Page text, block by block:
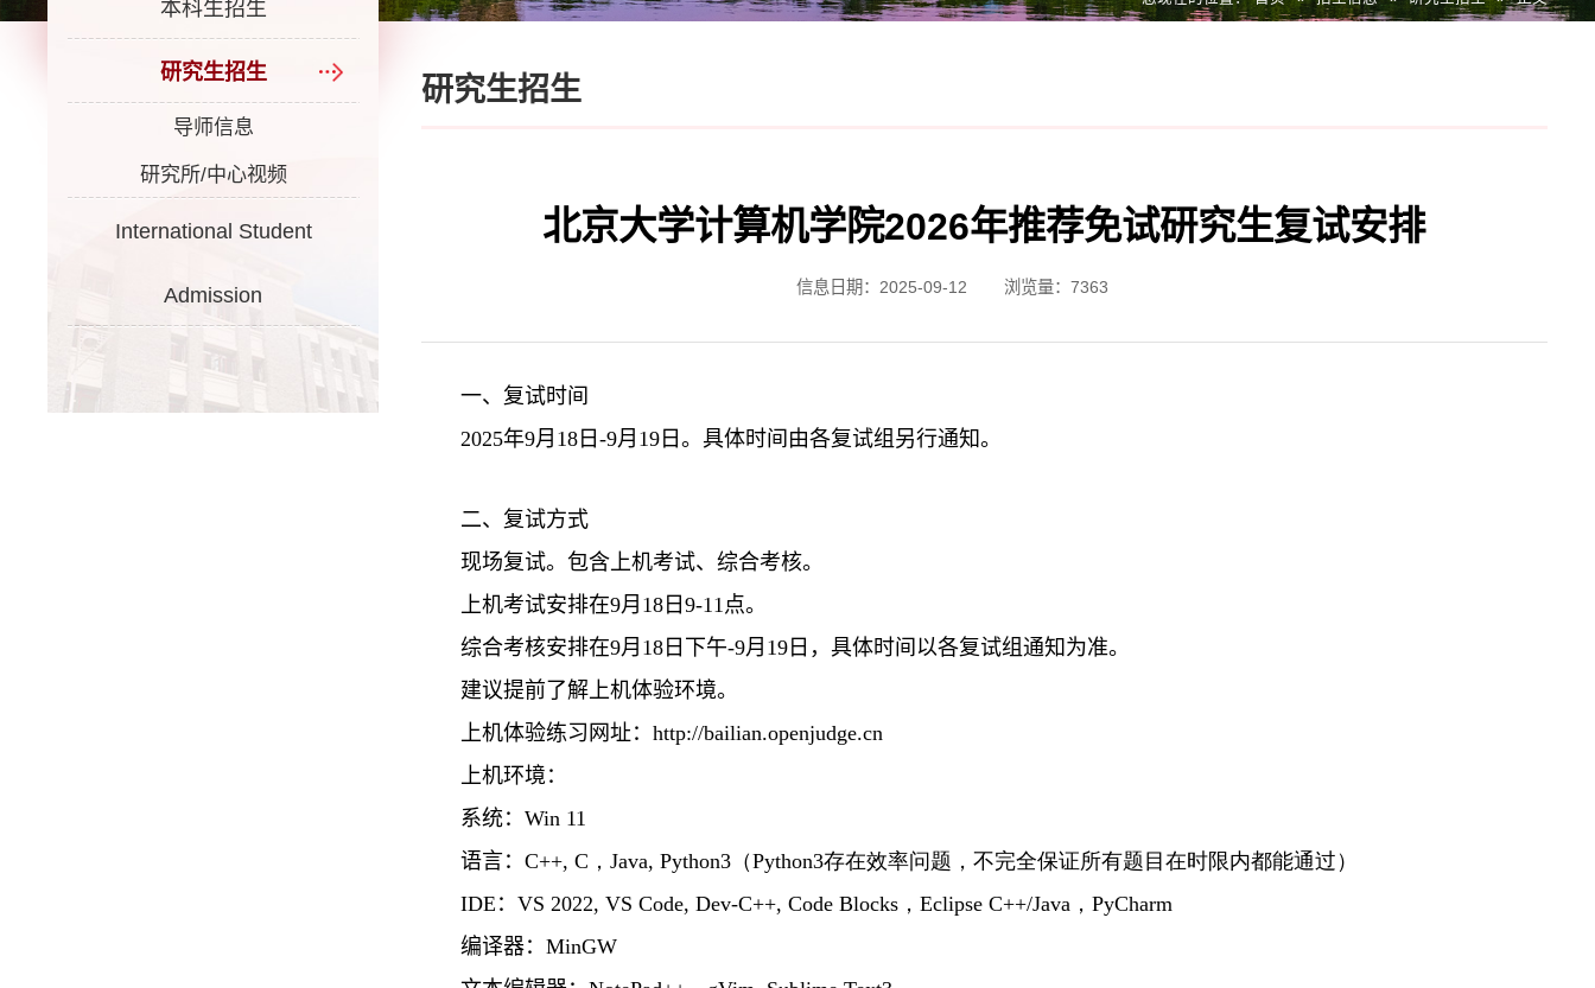
本科生招生
研究生招生
导师信息
研究所/中心视频
International Student
Admission
研究生招生
北京大学计算机学院2026年推荐免试研究生复试安排
信息日期：2025-09-12 浏览量： 7363
一、复试时间
2025年9月18日-9月19日。具体时间由各复试组另行通知。
二、复试方式
现场复试。包含上机考试、综合考核。
上机考试安排在9月18日9-11点。
综合考核安排在9月18日下午-9月19日，具体时间以各复试组通知为准。
建议提前了解上机体验环境。
上机体验练习网址： http://bailian.openjudge.cn
上机环境：
系统： Win 11
语言： C++, C，Java, Python3（Python3存在效率问题，不完全保证所有题目在时限内都能通过）
IDE ： VS 2022, VS Code, Dev-C++, Code Blocks，Eclipse C++/Java，PyCharm
编译器： MinGW